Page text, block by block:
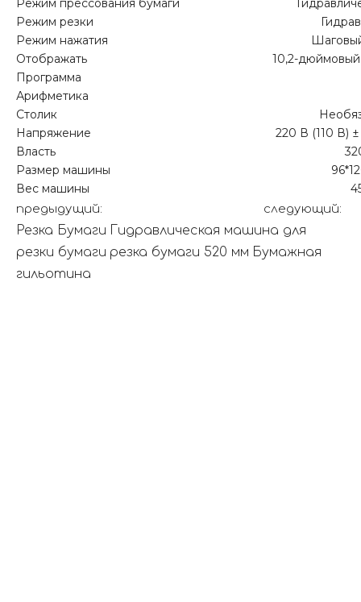
Режим прессования бумаги
Режим резки
Режим нажатия
Отображать
10,2-
Программа
Арифметика
Столик
Напряжение
220 В (110 В) ±
Власть
Размер машины
Вес машины
предыдущий: следующий:
Резка Бумаги Гидравлическая машина для
резки бумаги резка бумаги 520 мм Бумажная
гильотина